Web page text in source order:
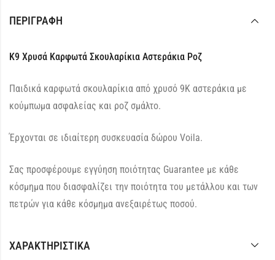
ΠΕΡΙΓΡΑΦΉ
K9 Χρυσά Καρφωτά Σκουλαρίκια Αστεράκια Ροζ
Παιδικά καρφωτά σκουλαρίκια από χρυσό 9Κ αστεράκια με
κούμπωμα ασφαλείας και ροζ σμάλτο.
Έρχονται σε ιδιαίτερη συσκευασία δώρου Voila.
Σας προσφέρουμε εγγύηση ποιότητας Guarantee με κάθε
κόσμημα που διασφαλίζει την ποιότητα του μετάλλου και των
πετρών για κάθε κόσμημα ανεξαιρέτως ποσού.
ΧΑΡΑΚΤΗΡΙΣΤΙΚΆ